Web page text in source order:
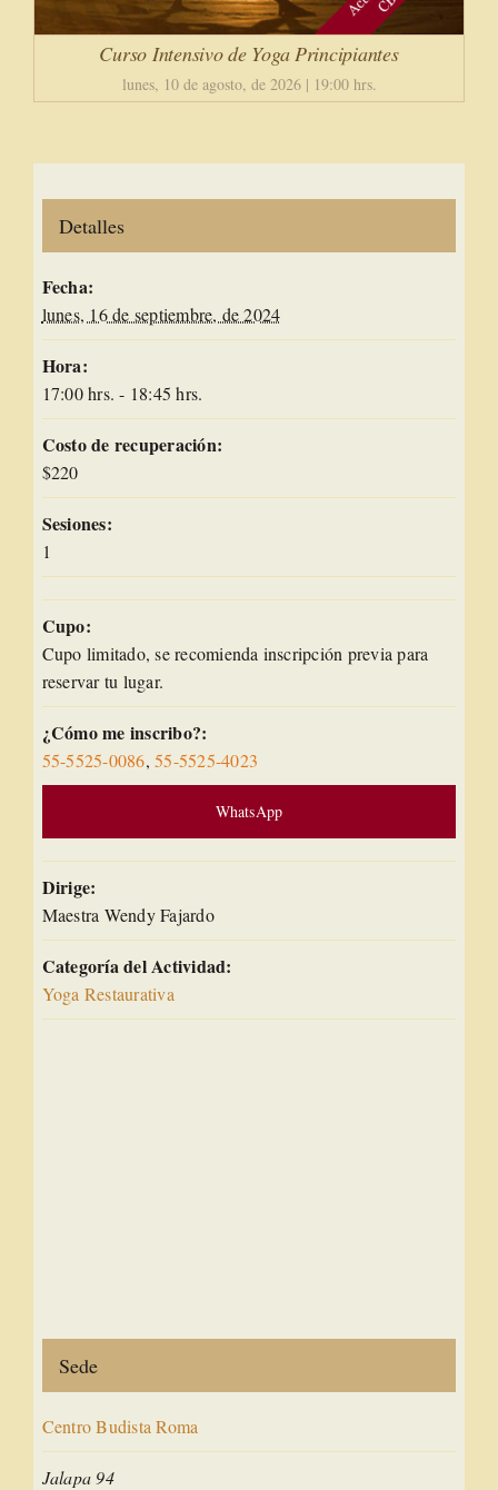
Curso Intensivo de Yoga Principiantes
lunes, 10 de agosto, de 2026 | 19:00 hrs.
Detalles
Fecha:
lunes, 16 de septiembre, de 2024
Hora:
17:00 hrs. - 18:45 hrs.
Costo de recuperación:
$220
Sesiones:
1
Cupo:
Cupo limitado, se recomienda inscripción previa para
reservar tu lugar.
¿Cómo me inscribo?:
55-5525-0086,55-5525-4023
WhatsApp
Dirige:
Maestra Wendy Fajardo
Categoría del Actividad:
Yoga Restaurativa
Sede
Centro Budista Roma
Jalapa 94